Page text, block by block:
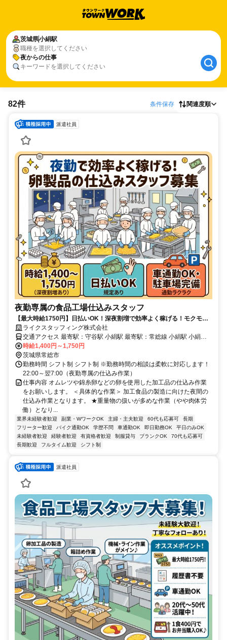
茨城県小絹駅
職種を選択してください
夜からの仕事
キーワードを選択してください
82件 条件保存 関連度順
派遣社員
夜勤専属の食品工場仕込みスタッフ
【最大時給1750円】日払いOK！深夜割増で効率よく稼げる！モクモク
作業が得意な方歓迎！車通勤OK・駐車場完備！
ライクスタッフィング株式会社
交通アクセス 最寄駅：守谷駅 小絹駅 最寄駅：常総線 小絹駅 小絹
駅〜車で約8分 *車通勤・バイク通勤・自転車・徒歩通勤OK！ （※ほ
とんどの方が車通勤です！）
時給1,400円～1,750円
茨城県常総市
勤務時間 シフト制 シフト制 ※勤務時間の相談は柔軟に対応します！
22:00～翌7:00（夜勤専属の仕込み作業）
仕事内容 オムレツや錦糸卵などの卵を使用した加工品の仕込み作業
をお願いします。 ＜具体的な作業＞ 加工食品の製造に向けた夜間の
仕込み作業となります。 ★重量物の扱いが多めな作業（やや肉体労
働）となり...
業界未経験者歓迎 副業・WワークOK 主婦・主夫歓迎 60代も応募可
長期
フリーター歓迎
バイク通勤OK 学歴不問 車通勤OK 即日勤務OK
平日のみOK
未経験者歓迎
経験者歓迎 有資格者歓迎 制服貸与 ブランクOK
70代も応募可
長期歓迎
フルタイム歓迎 シフト制
派遣社員